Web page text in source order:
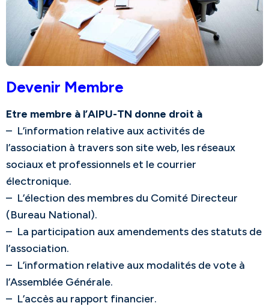
Devenir Membre
Etre membre à l’AIPU-TN donne droit à
– L’information relative aux activités de
l’association à travers son site web, les réseaux
sociaux et professionnels et le courrier
électronique.
– L’élection des membres du Comité Directeur
(Bureau National).
– La participation aux amendements des statuts de
l’association.
– L’information relative aux modalités de vote à
l’Assemblée Générale.
– L’accès au rapport financier.